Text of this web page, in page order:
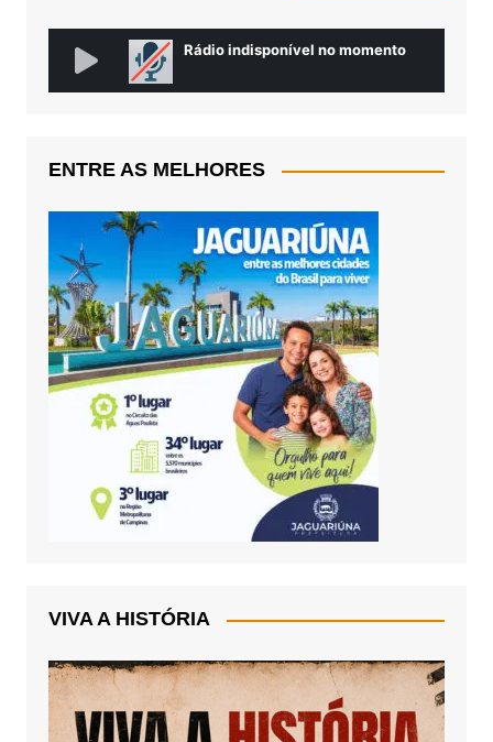
ENTRE AS MELHORES
VIVA A HISTÓRIA